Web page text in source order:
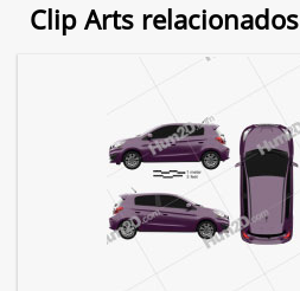
Clip Arts relacionados